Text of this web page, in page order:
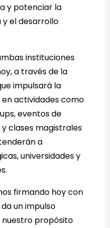
y potenciar la
el desarrollo
instituciones
a través de la
impulsará la
actividades como
eventos de
clases magistrales
a
universidades y
firmando hoy con
un impulso
propósito